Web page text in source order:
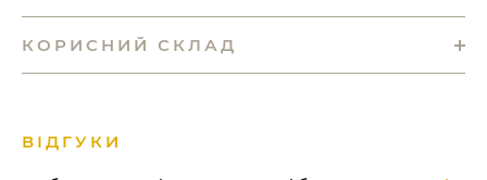
КОРИСНИЙ СКЛАД
ВІДГУКИ